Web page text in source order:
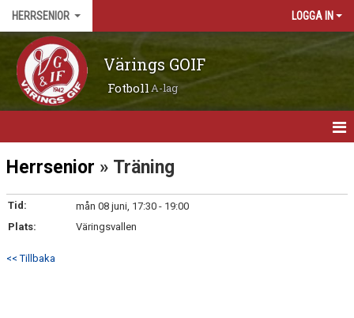
HERRSENIOR LOGGA IN
Värings GOIF
FotbollA-lag
HEM
NYHETER
MATCHER
KALENDER
Herrsenior » Träning
Tid:
mån 08 juni, 17:30 - 19:00
Plats:
Väringsvallen
<< Tillbaka